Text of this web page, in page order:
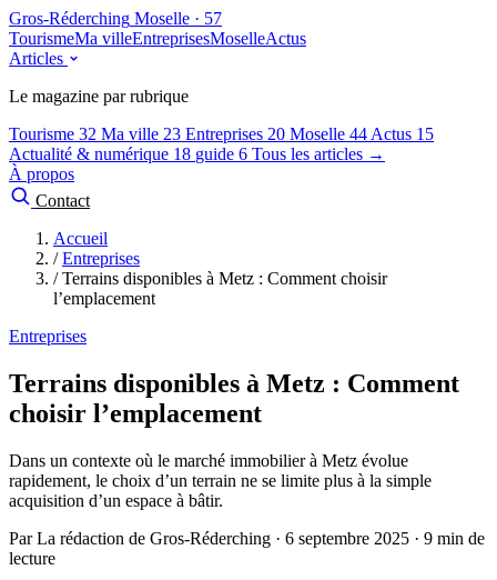
Gros-Réderching Moselle · 57
TourismeMa villeEntreprisesMoselleActus
Articles
Le magazine par rubrique
Tourisme 32 Ma ville 23 Entreprises 20 Moselle 44 Actus 15
Actualité & numérique 18 guide 6 Tous les articles →
À propos
Contact
Accueil
/ Entreprises
/ Terrains disponibles à Metz : Comment choisir
l’emplacement
Entreprises
Terrains disponibles à Metz : Comment
choisir l’emplacement
Dans un contexte où le marché immobilier à Metz évolue
rapidement, le choix d’un terrain ne se limite plus à la simple
acquisition d’un espace à bâtir.
Par La rédaction de Gros-Réderching · 6 septembre 2025 · 9 min de
lecture